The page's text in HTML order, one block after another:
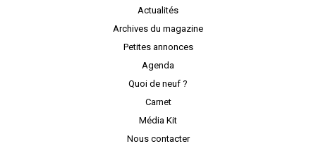
Actualités
Archives du magazine
Petites annonces
Agenda
Quoi de neuf ?
Carnet
Média Kit
Nous contacter